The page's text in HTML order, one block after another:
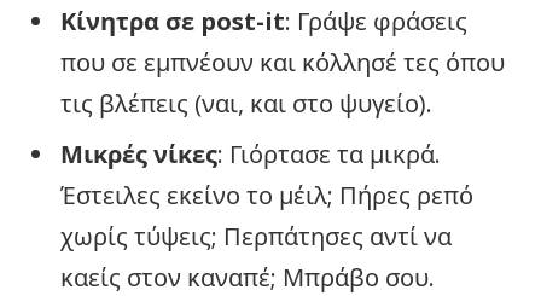
Κίνητρα σε post-it: Γράψε φράσεις
που σε εμπνέουν και κόλλησέ τες όπου
τις βλέπεις (ναι, και στο ψυγείο).
Μικρές νίκες: Γιόρτασε τα μικρά.
Έστειλες εκείνο το μέιλ; Πήρες ρεπό
χωρίς τύψεις; Περπάτησες αντί να
καείς στον καναπέ; Μπράβο σου.